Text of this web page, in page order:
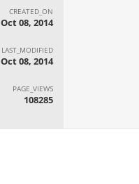
CREATED_ON
Oct 08, 2014
LAST_MODIFIED
Oct 08, 2014
PAGE_VIEWS
108285